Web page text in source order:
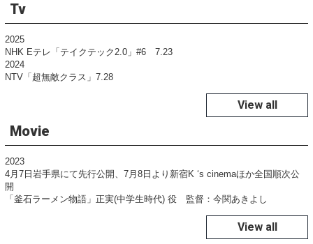
Tv
2025
NHK Eテレ「テイクテック2.0」#6 7.23
2024
NTV「超無敵クラス」7.28
View all
Movie
2023
4月7日岩手県にて先行公開、7月8日より新宿K ‘s cinemaほか全国順次公
開
「釜石ラーメン物語」正実(中学生時代) 役 監督：今関あきよし
View all